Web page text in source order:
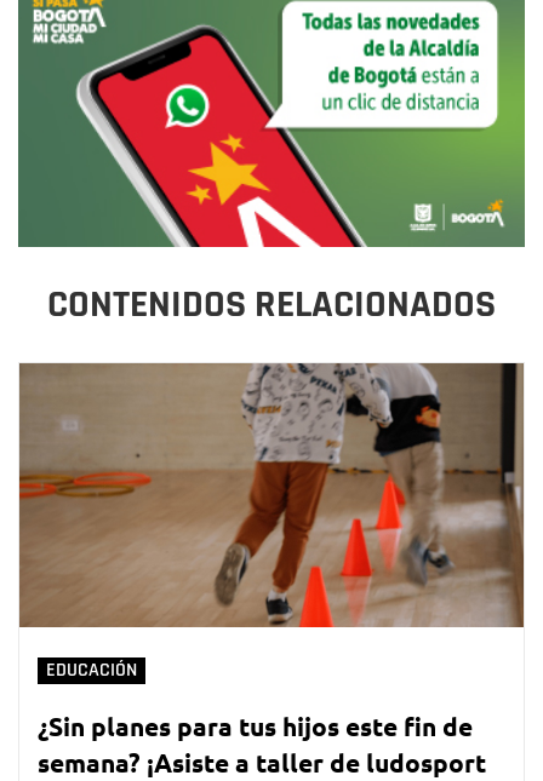
CONTENIDOS RELACIONADOS
EDUCACIÓN
¿Sin planes para tus hijos este fin de
semana? ¡Asiste a taller de ludosport